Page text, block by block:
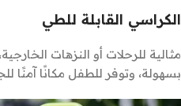
الكراسي القابلة للطي
مثالية للرحلات أو النزهات
بسهولة، وتوفر للطفل مكانًا آمنًا